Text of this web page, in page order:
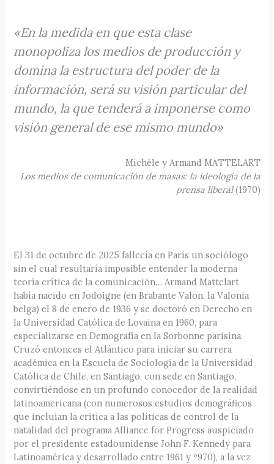
«En la medida en que esta clase
monopoliza los medios de producción y
domina la estructura del poder de la
información, será su visión particular del
mundo, la que tenderá a imponerse como
visión general de ese mismo mundo»
Michèle y Armand MATTELART
Los medios de comunicación de masas: la ideología de la
prensa liberal(1970)
El 31 de octubre de 2025 fallecía en París un sociólogo
sin el cual resultaría imposible entender la moderna
teoría crítica de la comunicación… Armand Mattelart
había nacido en Jodoigne (en Brabante Valon, la Valonia
belga) el 8 de enero de 1936 y se doctoró en Derecho en
la Universidad Católica de Lovaina en 1960, para
especializarse en Demografía en la Sorbonne parisina.
Cruzó entonces el Atlántico para iniciar su carrera
académica en la Escuela de Sociología de la Universidad
Católica de Chile, en Santiago, con sede en Santiago,
convirtiéndose en un profundo conocedor de la realidad
latinoamericana (con numerosos estudios demográficos
que incluían la crítica a las políticas de control de la
natalidad del programa Alliance for Progress auspiciado
por el presidente estadounidense John F. Kennedy para
Latinoamérica y desarrollado entre 1961 y º970), a la vez